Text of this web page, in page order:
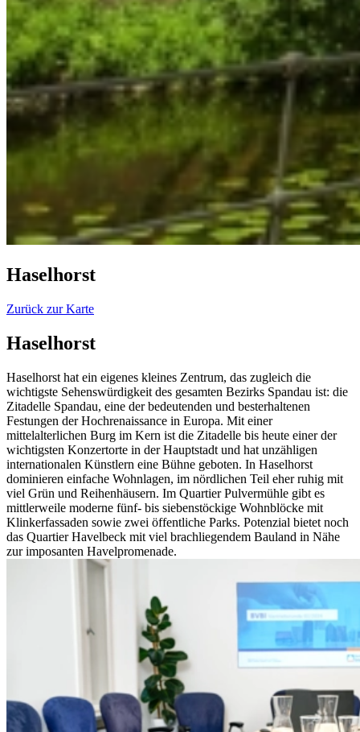
Haselhorst
Zurück zur Karte
Haselhorst
Haselhorst hat ein eigenes kleines Zentrum, das zugleich die
wichtigste Sehenswürdigkeit des gesamten Bezirks Spandau ist: die
Zitadelle Spandau, eine der bedeutenden und besterhaltenen
Festungen der Hochrenaissance in Europa. Mit einer
mittelalterlichen Burg im Kern ist die Zitadelle bis heute einer der
wichtigsten Konzertorte in der Hauptstadt und hat unzähligen
internationalen Künstlern eine Bühne geboten. In Haselhorst
dominieren einfache Wohnlagen, im nördlichen Teil eher ruhig mit
viel Grün und Reihenhäusern. Im Quartier Pulvermühle gibt es
mittlerweile moderne fünf- bis siebenstöckige Wohnblöcke mit
Klinkerfassaden sowie zwei öffentliche Parks. Potenzial bietet noch
das Quartier Havelbeck mit viel brachliegendem Bauland in Nähe
zur imposanten Havelpromenade.